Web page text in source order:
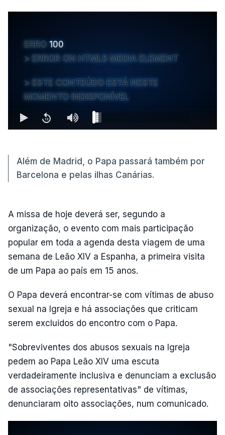
ERRO 100
ERROR ON HTML5 MEDIA ELEMENT
ESTE CONTEÚDO ESTÁ NESTE
MOMENTO INDISPONÍVEL
Além de Madrid, o Papa passará também por
Barcelona e pelas ilhas Canárias.
A missa de hoje deverá ser, segundo a
organização, o evento com mais participação
popular em toda a agenda desta viagem de uma
semana de Leão XIV a Espanha, a primeira visita
de um Papa ao país em 15 anos.
O Papa deverá encontrar-se com vítimas de abuso
sexual na Igreja e há associações que criticam
serem excluidos do encontro com o Papa.
"Sobreviventes dos abusos sexuais na Igreja
pedem ao Papa Leão XIV uma escuta
verdadeiramente inclusiva e denunciam a exclusão
de associações representativas" de vítimas,
denunciaram oito associações, num comunicado.